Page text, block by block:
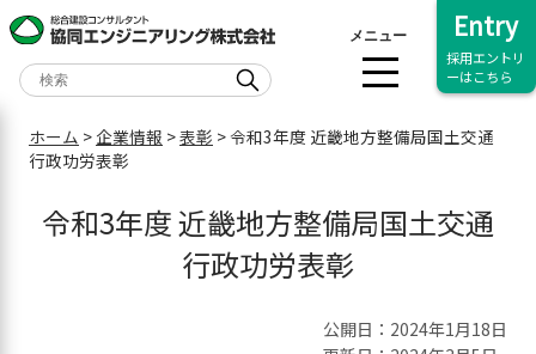
メニュー Entry
採用エントリ
ーはこちら
ホーム > 企業情報 >表彰 > 令和3年度 近畿地方整備局国土交通
行政功労表彰
令和3年度 近畿地方整備局国土交通
行政功労表彰
公開日：2024年1月18日